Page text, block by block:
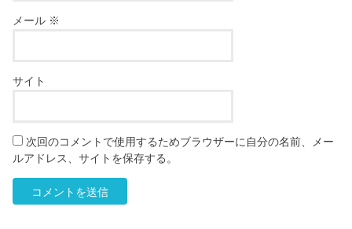
メール ※
サイト
次回のコメントで使用するためブラウザーに自分の名前、メー
ルアドレス、サイトを保存する。